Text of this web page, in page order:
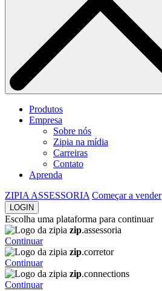
Produtos
Empresa
Sobre nós
Zipia na mídia
Carreiras
Contato
Aprenda
ZIPIA ASSESSORIA Começar a vender
LOGIN
Escolha uma plataforma para continuar
zip.assessoria
Continuar
zip.corretor
Continuar
zip.connections
Continuar